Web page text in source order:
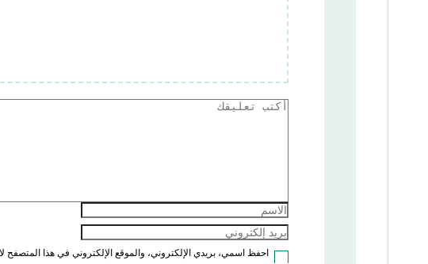
احفظ اسمي، بريدي الإلكتروني، والموقع الإلكتروني في هذا المتصفح